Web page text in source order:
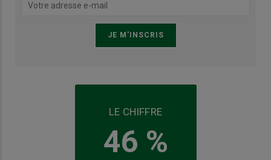
LE CHIFFRE
46 %